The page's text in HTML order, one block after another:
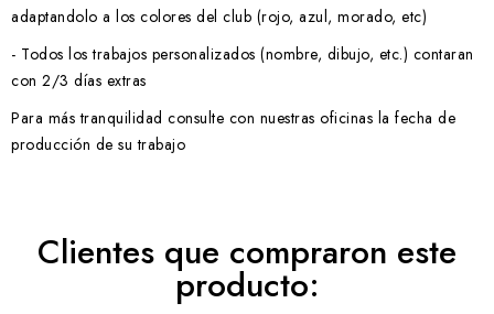
adaptandolo a los colores del club (rojo, azul, morado, etc)
- Todos los trabajos personalizados (nombre, dibujo, etc.) contaran
con 2/3 días extras
Para más tranquilidad consulte con nuestras oficinas la fecha de
producción de su trabajo
Clientes que compraron este
producto: